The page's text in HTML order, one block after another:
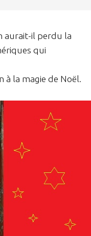
aurait-il perdu la
qui
la magie de Noël.